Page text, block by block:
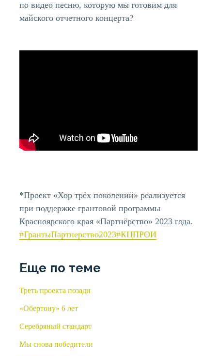
по видео песню, которую мы готовим для
майского отчетного концерта?
*Проект «Хор трёх поколений» реализуется
при поддержке грантовой программы
Красноярского края «Партнёрство» 2023 года.
#ГрантыПартнерство2023#КЦПРОИ
Еще по теме
Треть проекта позади
«Обертону» 6 лет
Серебряный стандарт
Мы снова победители